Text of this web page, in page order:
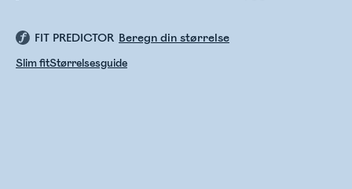
FIT PREDICTOR Beregn din størrelse
Slim fitStørrelsesguide